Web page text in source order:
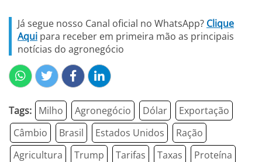
Já segue nosso Canal oficial no WhatsApp? Clique
Aqui para receber em primeira mão as principais
notícias do agronegócio
Tags: Milho Agronegócio Dólar
Exportação
Câmbio
Brasil Estados Unidos
Ração
Agricultura
Trump Tarifas Taxas Proteína